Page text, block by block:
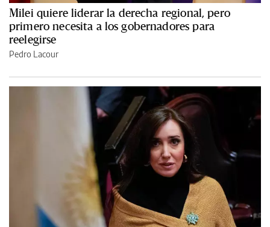
Milei quiere liderar la derecha regional, pero
primero necesita a los gobernadores para
reelegirse
Pedro Lacour